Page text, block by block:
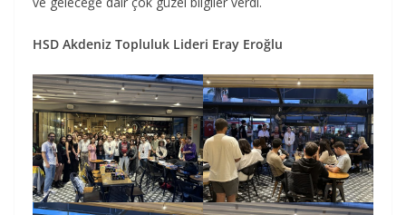
HSD Akdeniz Topluluk Lideri Eray Eroğlu